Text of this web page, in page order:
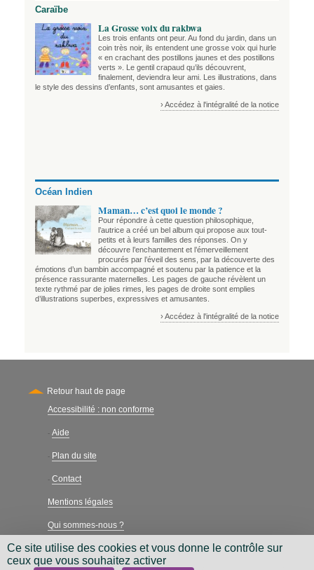
Caraïbe
La Grosse voix du rakbwa
Les trois enfants ont peur. Au fond du jardin, dans un
coin très noir, ils entendent une grosse voix qui hurle
« en crachant des postillons jaunes et des postillons
verts ». Le gentil crapaud qu’ils découvrent,
finalement, deviendra leur ami. Les illustrations, dans
le style des dessins d’enfants, sont amusantes et gaies.
› Accédez à l'intégralité de la notice
Océan Indien
Maman… c’est quoi le monde ?
Pour répondre à cette question philosophique,
l’autrice a créé un bel album qui propose aux tout-
petits et à leurs familles des réponses. On y
découvre l’enchantement et l’émerveillement
procurés par l’éveil des sens, par la découverte des
émotions d’un bambin accompagné et soutenu par la patience et la
présence rassurante maternelles. Les pages de gauche révèlent un
texte rythmé par de jolies rimes, les pages de droite sont emplies
d’illustrations superbes, expressives et amusantes.
› Accédez à l'intégralité de la notice
Retour haut de page
Secondary
Accessibilité : non conforme
- Aide
- Plan du site
- Contact
Mentions légales
Qui sommes-nous ?
Charte néthique
Ce site utilise des cookies et vous donne le contrôle sur
ceux que vous souhaitez activer